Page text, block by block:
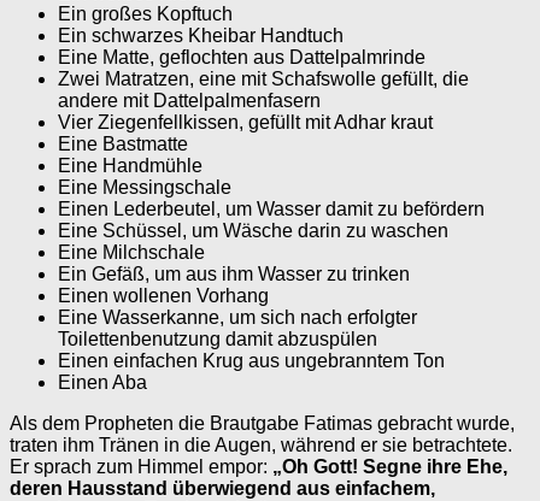
Ein großes Kopftuch
Ein schwarzes Kheibar Handtuch
Eine Matte, geflochten aus Dattelpalmrinde
Zwei Matratzen, eine mit Schafswolle gefüllt, die
andere mit Dattelpalmenfasern
Vier Ziegenfellkissen, gefüllt mit Adhar kraut
Eine Bastmatte
Eine Handmühle
Eine Messingschale
Einen Lederbeutel, um Wasser damit zu befördern
Eine Schüssel, um Wäsche darin zu waschen
Eine Milchschale
Ein Gefäß, um aus ihm Wasser zu trinken
Einen wollenen Vorhang
Eine Wasserkanne, um sich nach erfolgter
Toilettenbenutzung damit abzuspülen
Einen einfachen Krug aus ungebranntem Ton
Einen Aba
Als dem Propheten die Brautgabe Fatimas gebracht wurde,
traten ihm Tränen in die Augen, während er sie betrachtete.
Er sprach zum Himmel empor: „Oh Gott! Segne ihre Ehe,
deren Hausstand überwiegend aus einfachem,